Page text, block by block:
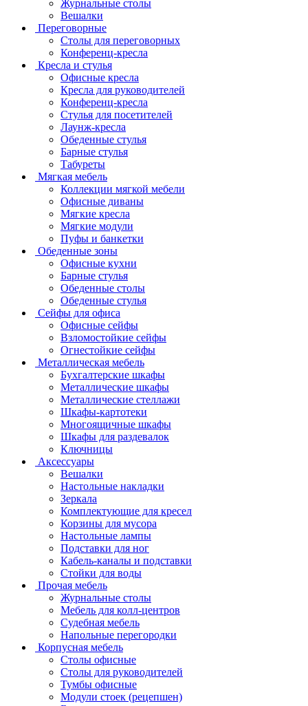
Журнальные столы
Вешалки
Переговорные
Столы для переговорных
Конференц-кресла
Кресла и стулья
Офисные кресла
Кресла для руководителей
Конференц-кресла
Стулья для посетителей
Лаунж-кресла
Обеденные стулья
Барные стулья
Табуреты
Мягкая мебель
Коллекции мягкой мебели
Офисные диваны
Мягкие кресла
Мягкие модули
Пуфы и банкетки
Обеденные зоны
Офисные кухни
Барные стулья
Обеденные столы
Обеденные стулья
Сейфы для офиса
Офисные сейфы
Взломостойкие сейфы
Огнестойкие сейфы
Металлическая мебель
Бухгалтерские шкафы
Металлические шкафы
Металлические стеллажи
Шкафы-картотеки
Многоящичные шкафы
Шкафы для раздевалок
Ключницы
Аксессуары
Вешалки
Настольные накладки
Зеркала
Комплектующие для кресел
Корзины для мусора
Настольные лампы
Подставки для ног
Кабель-каналы и подставки
Стойки для воды
Прочая мебель
Журнальные столы
Мебель для колл-центров
Судебная мебель
Напольные перегородки
Корпусная мебель
Столы офисные
Столы для руководителей
Тумбы офисные
Модули стоек (рецепшен)